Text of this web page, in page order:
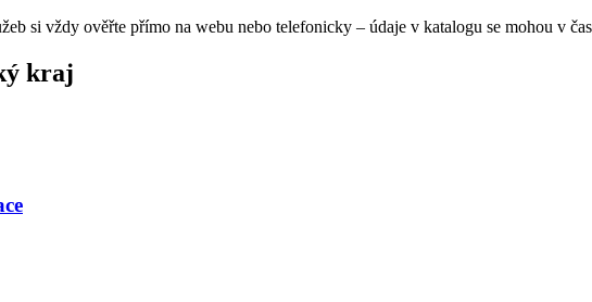
si vždy ověřte přímo na webu nebo telefonicky – údaje v katalogu se mohou v
kraj